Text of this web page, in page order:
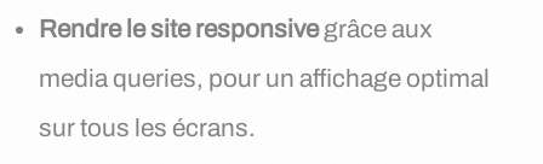
Rendre le site responsivegrâce aux
media queries, pour un affichage optimal
sur tous les écrans.